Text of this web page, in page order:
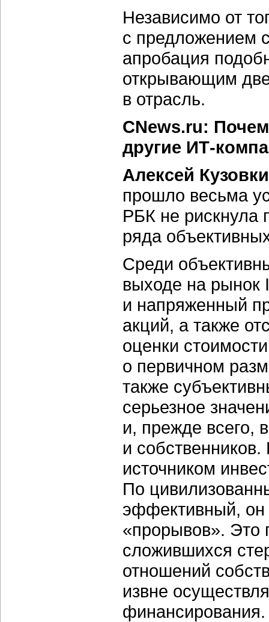
Независимо от
с предложением
апробация
открывающим
в отрасль.
CNews.ru:
другие ИТ-
Алексей
прошло весьма
РБК не рискнула
ряда
Среди
выходе на рынок
и напряженный
акций, а также
оценки
о первичном
также
серьезное
и, прежде всего,
и
источником
По
эффективный, он
«прорывов». Это
сложившихся
отношений
извне
финансирования.